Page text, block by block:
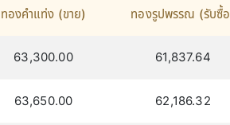
ทองคำแท่ง (ขาย) ทองรูปพรรณ (รับซื้
63,300.00 61,837.64
63,650.00 62,186.32